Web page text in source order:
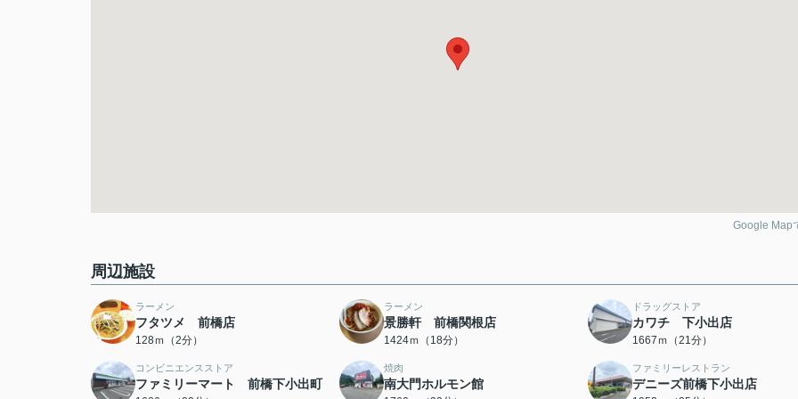
Google Map
周辺施設
ラーメン
フタツメ 前橋店
128ｍ（2分）
ラーメン
景勝軒 前橋関根店
1424ｍ（18分）
ドラッグストア
カワチ 下小出店
1667ｍ（21分）
コンビニエンスストア
ファミリーマート 前橋下小出町
焼肉
南大門ホルモン館
ファミリーレストラン
デニーズ前橋下小出店